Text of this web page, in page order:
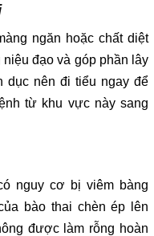
ngăn hoặc chất diệt
đạo và góp phần lây
dục nên đi tiểu ngay để
từ khu vực này sang
nguy cơ bị viêm bàng
bào thai chèn ép lên
được làm rỗng hoàn